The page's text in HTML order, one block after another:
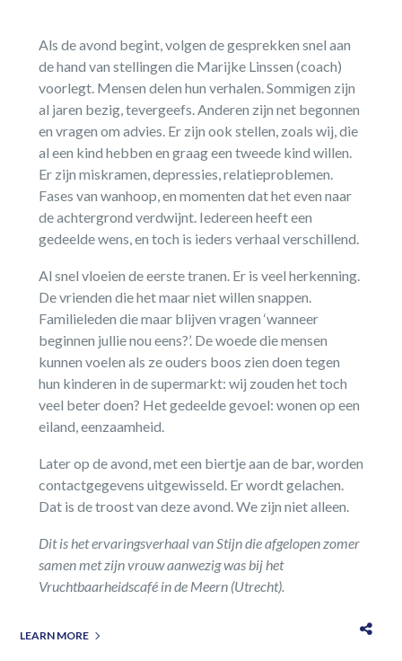
Als de avond begint, volgen de gesprekken snel aan
de hand van stellingen die Marijke Linssen (coach)
voorlegt. Mensen delen hun verhalen. Sommigen zijn
al jaren bezig, tevergeefs. Anderen zijn net begonnen
en vragen om advies. Er zijn ook stellen, zoals wij, die
al een kind hebben en graag een tweede kind willen.
Er zijn miskramen, depressies, relatieproblemen.
Fases van wanhoop, en momenten dat het even naar
de achtergrond verdwijnt. Iedereen heeft een
gedeelde wens, en toch is ieders verhaal verschillend.
Al snel vloeien de eerste tranen. Er is veel herkenning.
De vrienden die het maar niet willen snappen.
Familieleden die maar blijven vragen ‘wanneer
beginnen jullie nou eens?’. De woede die mensen
kunnen voelen als ze ouders boos zien doen tegen
hun kinderen in de supermarkt: wij zouden het toch
veel beter doen? Het gedeelde gevoel: wonen op een
eiland, eenzaamheid.
Later op de avond, met een biertje aan de bar, worden
contactgegevens uitgewisseld. Er wordt gelachen.
Dat is de troost van deze avond. We zijn niet alleen.
Dit is het ervaringsverhaal van Stijn die afgelopen zomer
samen met zijn vrouw aanwezig was bij het
Vruchtbaarheidscafé in de Meern (Utrecht).
LEARN MORE